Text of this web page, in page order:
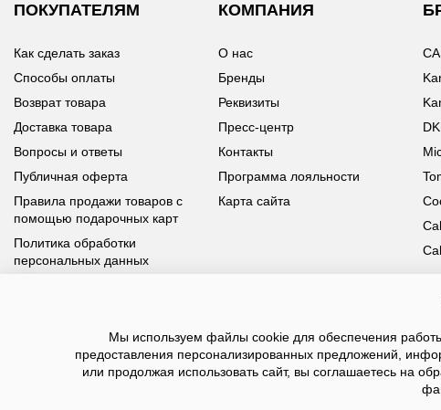
ПОКУПАТЕЛЯМ
Как сделать заказ
Способы оплаты
Возврат товара
Доставка товара
Вопросы и ответы
Публичная оферта
Правила продажи товаров с
помощью подарочных карт
Политика обработки
персональных данных
КОМПАНИЯ
О нас
Бренды
Реквизиты
Пресс-центр
Контакты
Программа лояльности
Карта сайта
У вас возникли вопросы?
Позвоните нам по телефону8 800 100 93 39или заполните
форму, мы обязательно с вами свяжемся
Мы используем файлы cookie для обеспечения
предоставления персонализированных предложений,
или продолжая использовать сайт, вы соглашаетесь на